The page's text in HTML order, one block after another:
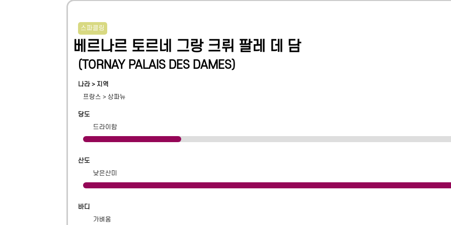
스파클링
베르나르 토르네 그랑 크뤼 팔레 데 담
(TORNAY PALAIS DES DAMES)
나라 > 지역
프랑스 > 상파뉴
당도
드라이함
산도
낮은산미
바디
가벼움